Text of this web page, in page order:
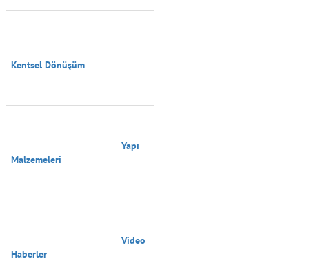
Kentsel Dönüşüm
Malzemeleri
Haberler